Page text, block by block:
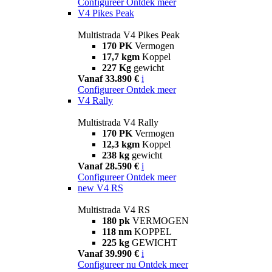
V4 Pikes Peak
Multistrada V4 Pikes Peak
170 PK Vermogen
17,7 kgm Koppel
227 Kg gewicht
Vanaf 33.890 € i
Configureer Ontdek meer
V4 Rally
Multistrada V4 Rally
170 PK Vermogen
12,3 kgm Koppel
238 kg gewicht
Vanaf 28.590 € i
Configureer Ontdek meer
new V4 RS
Multistrada V4 RS
180 pk VERMOGEN
118 nm KOPPEL
225 kg GEWICHT
Vanaf 39.990 € i
Configureer nu Ontdek meer